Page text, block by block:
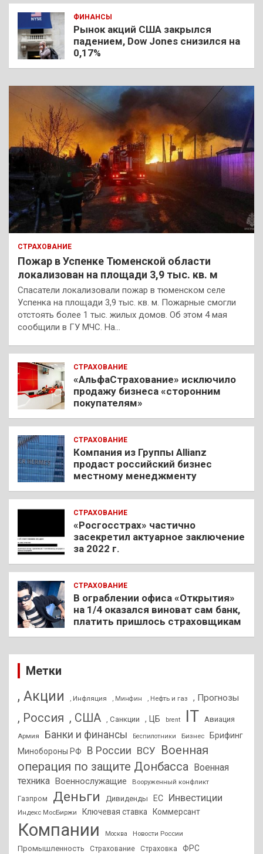
ФИНАНСЫ
Рынок акций США закрылся
падением, Dow Jones снизился на
0,17%
СТРАХОВАНИЕ
Пожар в Успенке Тюменской области
локализован на площади 3,9 тыс. кв. м
Спасатели локализовали пожар в тюменском селе
Успенка на площади 3,9 тыс. кв. м. Пожарные смогли
отстоять более 1 тыс. жилых домов. Об этом 4 мая
сообщили в ГУ МЧС. На…
СТРАХОВАНИЕ
«АльфаСтрахование» исключило
продажу бизнеса «сторонним
покупателям»
СТРАХОВАНИЕ
Компания из Группы Allianz
продаст российский бизнес
местному менеджменту
СТРАХОВАНИЕ
«Росгосстрах» частично
засекретил актуарное заключение
за 2022 г.
СТРАХОВАНИЕ
В ограблении офиса «Открытия»
на 1/4 оказался виноват сам банк,
платить пришлось страховщикам
Метки
, Акции , Инфляция , Минфин , Нефть и газ , Прогнозы
, Россия , США , Санкции , ЦБ brent IT Авиация
Армия Банки и финансы Беспилотники Бизнес
Брифинг
Минобороны РФ
В России ВСУ Военная
операция по защите Донбасса Военная
техника Военнослужащие Вооруженный конфликт
Газпром Деньги Дивиденды ЕС Инвестиции
Индекс МосБиржи Ключевая ставка Коммерсант
Компании Москва Новости России
Промышленность Страхование Страховка ФРС